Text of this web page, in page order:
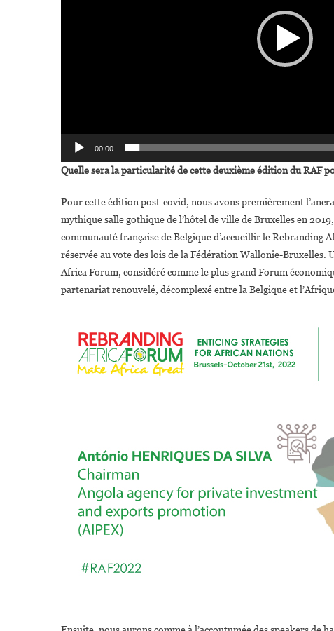
00:00
Quellesera la particularité de cette deuxième édition du RAF
Pour cette édition post-covid, nous avons premièrement
mythique salle gothique de l’hôtel de ville de Bruxelles en
communauté française de Belgique d’accueillir le Rebranding
réservée au vote des lois de la Fédération Wallonie-
Africa Forum, considéré comme le plus grand Forum
partenariat renouvelé, décomplexé entre la Belgique et